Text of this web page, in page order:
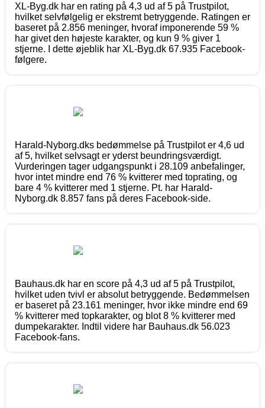
XL-Byg.dk har en rating på 4,3 ud af 5 på Trustpilot,
hvilket selvfølgelig er ekstremt betryggende. Ratingen er
baseret på 2.856 meninger, hvoraf imponerende 59 %
har givet den højeste karakter, og kun 9 % giver 1
stjerne. I dette øjeblik har XL-Byg.dk 67.935 Facebook-
følgere.
Harald-Nyborg.dks bedømmelse på Trustpilot er 4,6 ud
af 5, hvilket selvsagt er yderst beundringsværdigt.
Vurderingen tager udgangspunkt i 28.109 anbefalinger,
hvor intet mindre end 76 % kvitterer med toprating, og
bare 4 % kvitterer med 1 stjerne. Pt. har Harald-
Nyborg.dk 8.857 fans på deres Facebook-side.
Bauhaus.dk har en score på 4,3 ud af 5 på Trustpilot,
hvilket uden tvivl er absolut betryggende. Bedømmelsen
er baseret på 23.161 meninger, hvor ikke mindre end 69
% kvitterer med topkarakter, og blot 8 % kvitterer med
dumpekarakter. Indtil videre har Bauhaus.dk 56.023
Facebook-fans.